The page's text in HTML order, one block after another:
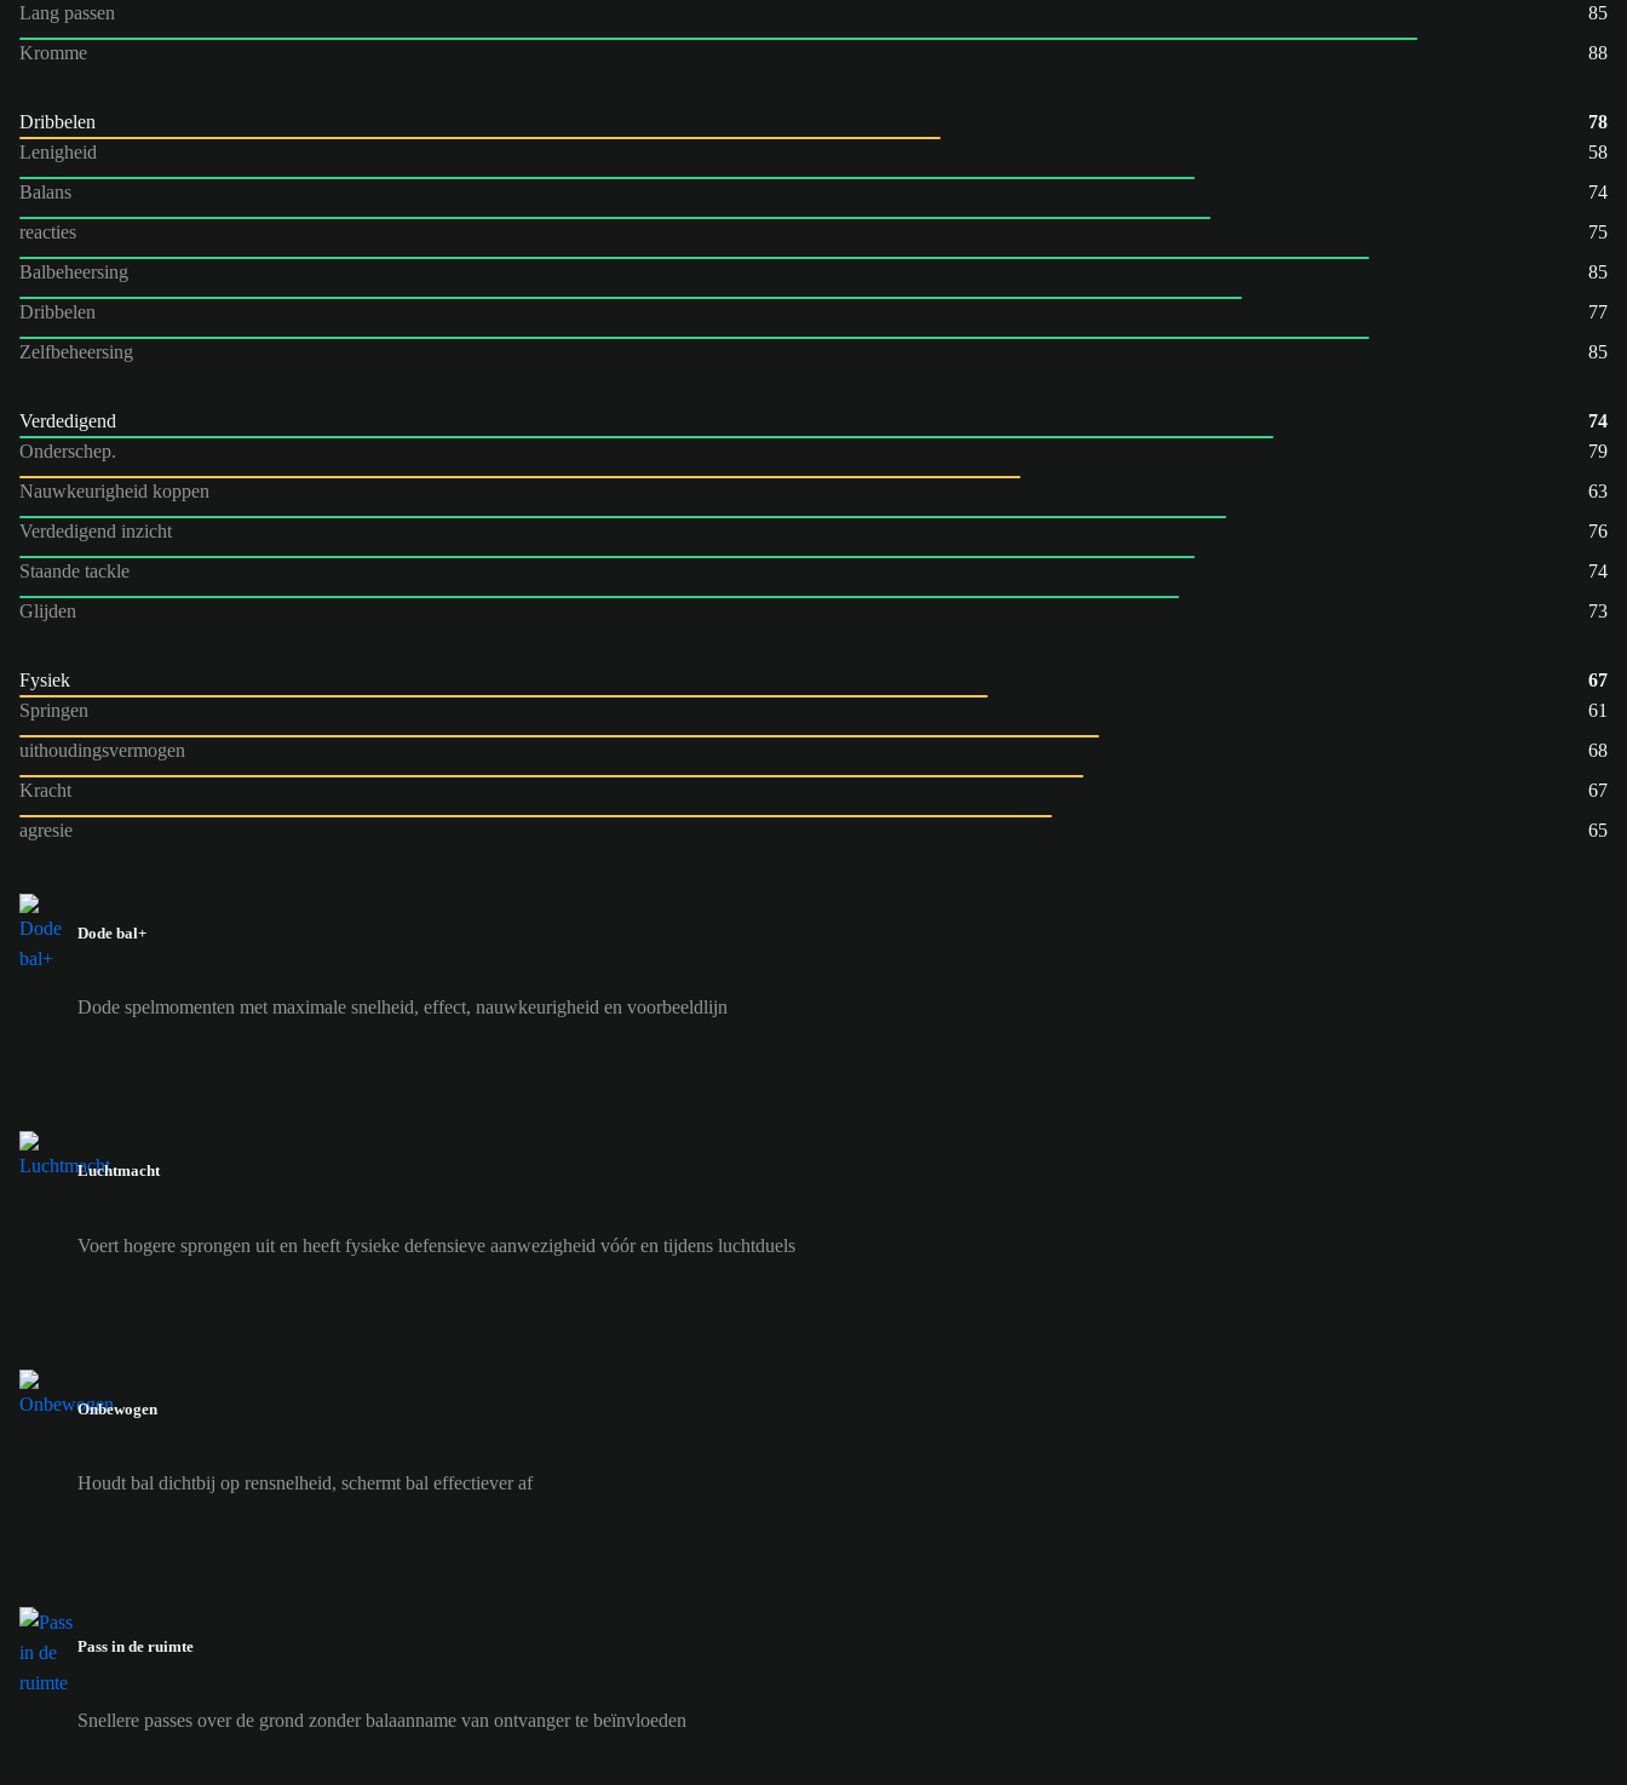
Lang passen
85
Kromme
88
Dribbelen
78
Lenigheid
58
Balans
74
reacties
75
Balbeheersing
85
Dribbelen
77
Zelfbeheersing
85
Verdedigend
74
Onderschep.
79
Nauwkeurigheid koppen
63
Verdedigend inzicht
76
Staande tackle
74
Glijden
73
Fysiek
67
Springen
61
uithoudingsvermogen
68
Kracht
67
agresie
65
Dode bal+
Dode spelmomenten met maximale snelheid, effect, nauwkeurigheid en voorbeeldlijn
Luchtmacht
Voert hogere sprongen uit en heeft fysieke defensieve aanwezigheid vóór en tijdens luchtduels
Onbewogen
Houdt bal dichtbij op rensnelheid, schermt bal effectiever af
Pass in de ruimte
Snellere passes over de grond zonder balaanname van ontvanger te beïnvloeden